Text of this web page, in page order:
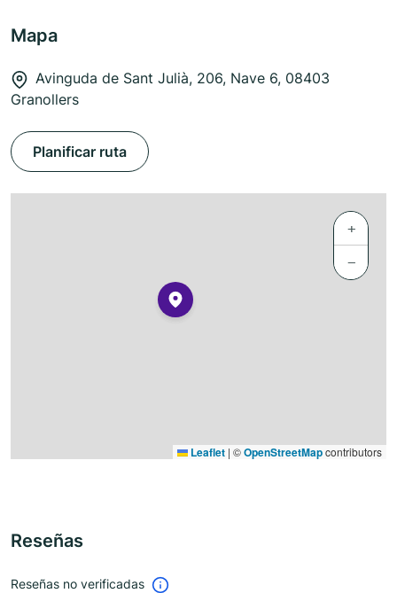
Mapa
Avinguda de Sant Julià, 206, Nave 6, 08403
Granollers
Planificar ruta
+
−
Leaflet | ©OpenStreetMapcontributors
Reseñas
Reseñas no verificadas